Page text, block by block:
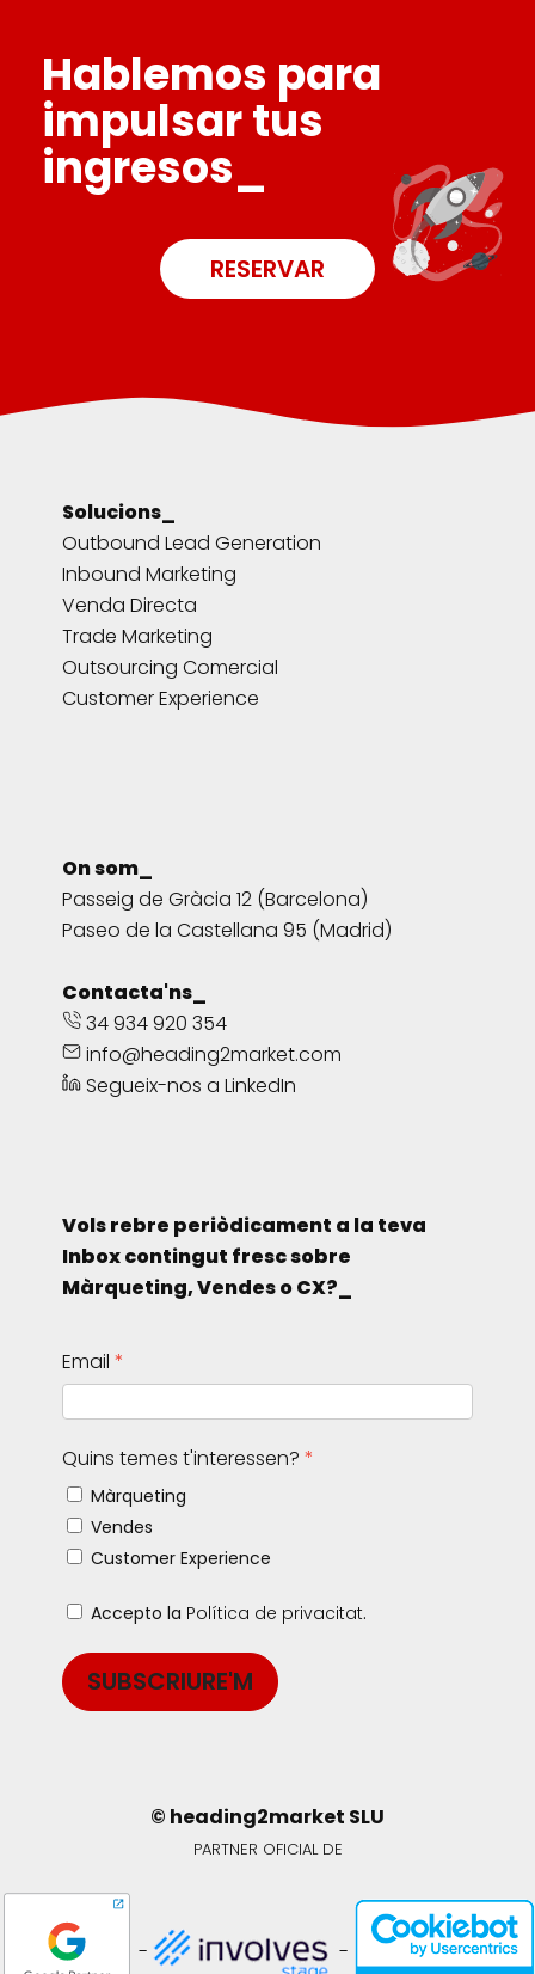
Hablemos para
impulsar tus
ingresos_
RESERVAR
Solucions_
Outbound Lead Generation
Inbound Marketing
Venda Directa
Trade Marketing
Outsourcing Comercial
Customer Experience
On som_
Passeig de Gràcia 12 (Barcelona)
Paseo de la Castellana 95 (Madrid)
Contacta'ns_
34 934 920 354
info@heading2market.com
Segueix-nos a LinkedIn
Vols rebre periòdicament a la teva
Inbox contingut fresc sobre
Màrqueting, Vendes o CX?_
Email
Quins temes t'interessen?
Màrqueting
Vendes
Customer Experience
Accepto la Política de privacitat.
SUBSCRIURE'M
© heading2market SLU
PARTNER OFICIAL DE
- -